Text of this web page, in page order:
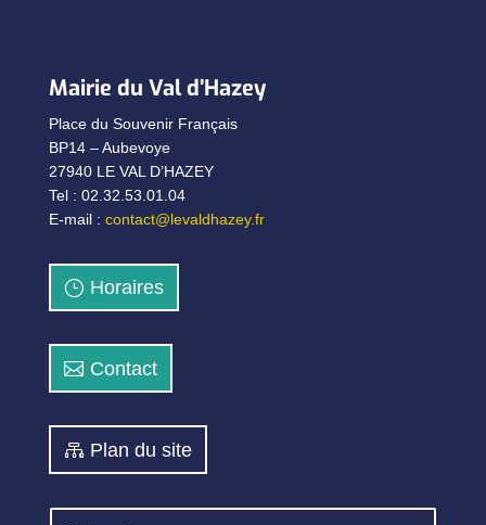
Mairie du Val d’Hazey
Place du Souvenir Français
BP14 – Aubevoye
27940 LE VAL D’HAZEY
Tel : 02.32.53.01.04
E-mail : contact@levaldhazey.fr
Horaires
Contact
Plan du site